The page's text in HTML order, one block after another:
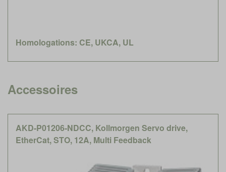
Homologations: CE, UKCA, UL
Accessoires
AKD-P01206-NDCC, Kollmorgen Servo drive,
EtherCat, STO, 12A, Multi Feedback